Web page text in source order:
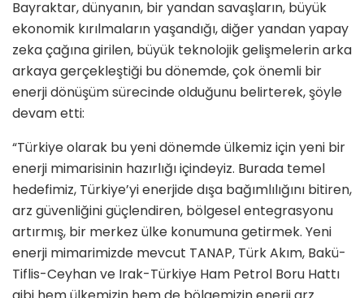
Bayraktar, dünyanın, bir yandan savaşların, büyük
ekonomik kırılmaların yaşandığı, diğer yandan yapay
zeka çağına girilen, büyük teknolojik gelişmelerin arka
arkaya gerçekleştiği bu dönemde, çok önemli bir
enerji dönüşüm sürecinde olduğunu belirterek, şöyle
devam etti:
“Türkiye olarak bu yeni dönemde ülkemiz için yeni bir
enerji mimarisinin hazırlığı içindeyiz. Burada temel
hedefimiz, Türkiye’yi enerjide dışa bağımlılığını bitiren,
arz güvenliğini güçlendiren, bölgesel entegrasyonu
artırmış, bir merkez ülke konumuna getirmek. Yeni
enerji mimarimizde mevcut TANAP, Türk Akım, Bakü-
Tiflis-Ceyhan ve Irak-Türkiye Ham Petrol Boru Hattı